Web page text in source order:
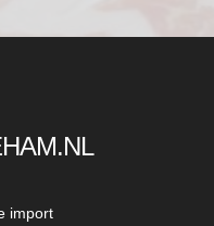
import